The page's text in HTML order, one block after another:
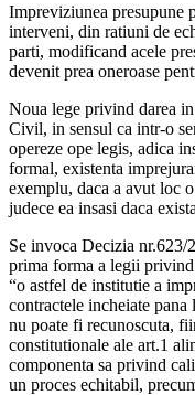
Impreviziunea presupune
interveni, din ratiuni de
parti, modificand acele
devenit prea oneroase
Noua lege privind darea
Civil, in sensul ca intr-o
opereze ope legis, adica
formal, existenta
exemplu, daca a avut loc
judece ea insasi daca
Se invoca Decizia
prima forma a legii
“o astfel de institutie a
contractele incheiate
nu poate fi recunoscuta,
constitutionale ale art.1
componenta sa privind
un proces echitabil,